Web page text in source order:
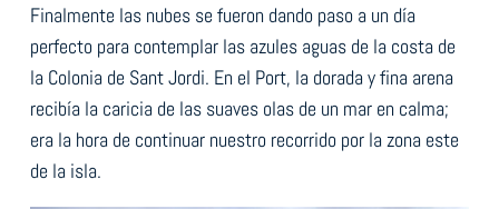
Finalmente las nubes se fueron dando paso a un día
perfecto para contemplar las azules aguas de la costa de
la Colonia de Sant Jordi. En el Port, la dorada y fina arena
recibía la caricia de las suaves olas de un mar en calma;
era la hora de continuar nuestro recorrido por la zona este
de la isla.